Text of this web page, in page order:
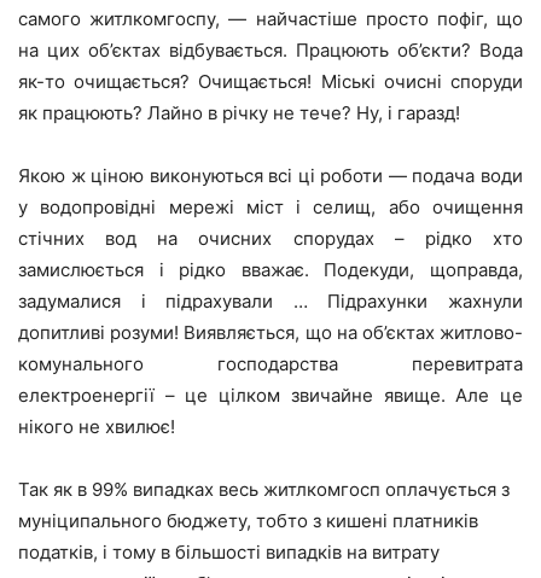
самого житлкомгоспу, — найчастіше просто пофіг, що
на цих об’єктах відбувається. Працюють об’єкти? Вода
як-то очищається? Очищається! Міські очисні споруди
як працюють? Лайно в річку не тече? Ну, і гаразд!
Якою ж ціною виконуються всі ці роботи — подача води
у водопровідні мережі міст і селищ, або очищення
стічних вод на очисних спорудах – рідко хто
замислюється і рідко вважає. Подекуди, щоправда,
задумалися і підрахували … Підрахунки жахнули
допитливі розуми! Виявляється, що на об’єктах житлово-
комунального господарства перевитрата
електроенергії – це цілком звичайне явище. Але це
нікого не хвилює!
Так як в 99% випадках весь житлкомгосп оплачується з
муніципального бюджету, тобто з кишені платників
податків, і тому в більшості випадків на витрату